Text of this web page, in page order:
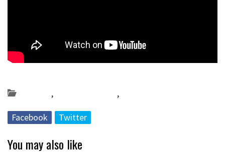
, ,
Facebook Twitter
You may also like